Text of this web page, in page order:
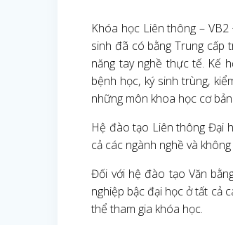
Khóa học Liên thông –
sinh đã có bằng Trung cấp
năng tay nghề thực tế. Kế
bệnh học, ký sinh trùng,
những môn khoa học cơ
Hệ đào tạo Liên thông Đại
cả các ngành nghề và
Đối với hệ đào tạo Văn
nghiệp bậc đại học ở tất cả
thể tham gia khóa học.